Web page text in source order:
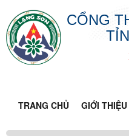
CỔNG
TRANG CHỦ GIỚI THIỆU